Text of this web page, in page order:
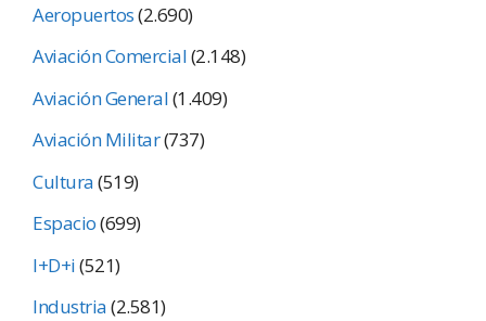
Aeropuertos(2.690)
Aviación Comercial(2.148)
Aviación General(1.409)
Aviación Militar(737)
Cultura(519)
Espacio(699)
I+D+i(521)
Industria(2.581)